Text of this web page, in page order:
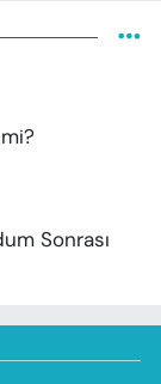
Sonrası